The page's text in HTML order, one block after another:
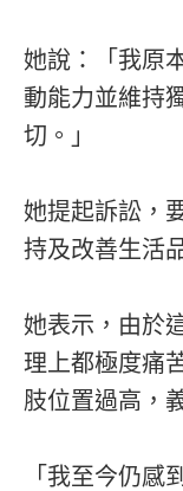
她說：「我原
動能力並維持
切。」
她提起訴訟，
持及改善生活
她表示，由於
理上都極度痛
肢位置過高，
「我至今仍感